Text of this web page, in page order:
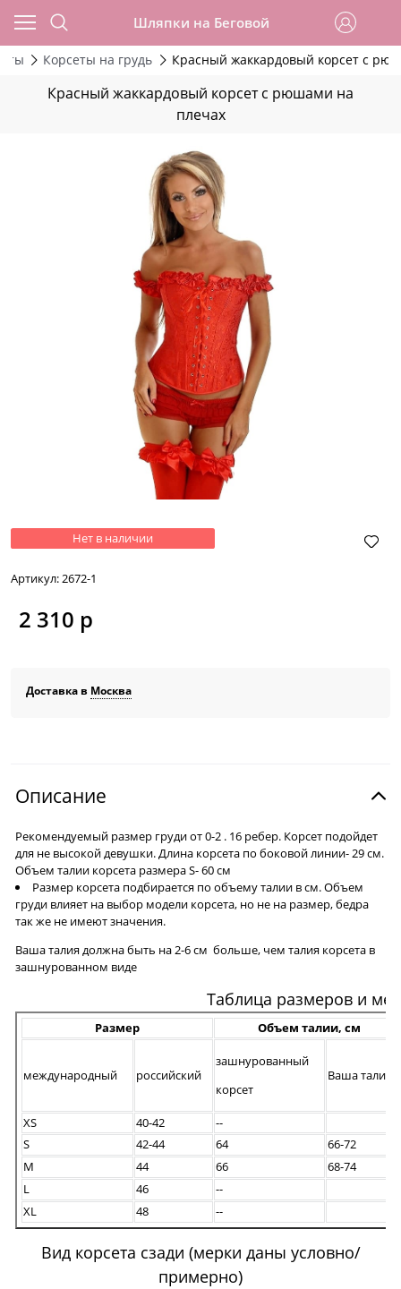
Шляпки на Беговой
Корсеты на грудь Красный жаккардовый корсет с
Красный жаккардовый корсет с рюшами на
плечах
Нет в наличии
Артикул:2672-1
2 310 р
Доставка в Москва
Описание
Рекомендуемый размер груди от 0-2 . 16 ребер. Корсет подойдет
для не высокой девушки. Длина корсета по боковой линии- 29 см.
Объем талии корсета размера S- 60 см
Размер корсета подбирается по объему талии в см. Объем
груди влияет на выбор модели корсета, но не на размер, бедра
так же не имеют значения.
Ваша талия должна быть на 2-6 см больше, чем талия корсета в
зашнурованном виде
Таблица размеров и
Размер Объем талии, см
международный российский
зашнурованный
корсет
Ваша талия
XS 40-42
--
S
42-44 64
66-72
M
44 66
68-74
L
46
--
XL
48 --
Вид корсета сзади (мерки даны условно/
примерно)